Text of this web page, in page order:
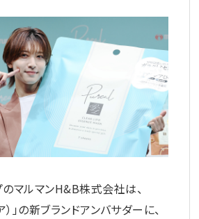
マルマンH&B株式会社は、
」の新ブランドアンバサダーに、